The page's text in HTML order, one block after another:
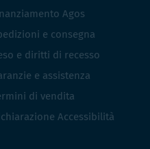
Agos
e consegna
e diritti di recesso
e assistenza
di vendita
Accessibilità